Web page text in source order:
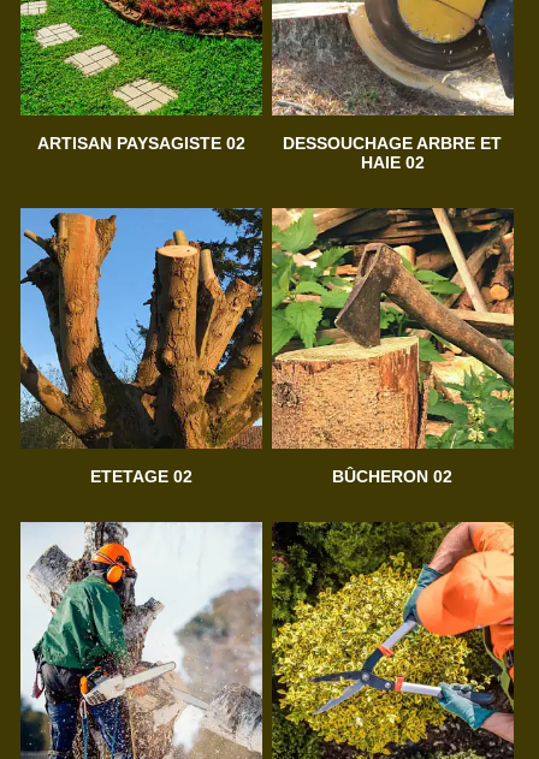
ARTISAN PAYSAGISTE 02
DESSOUCHAGE ARBRE ET
HAIE 02
ETETAGE 02 BÛCHERON 02